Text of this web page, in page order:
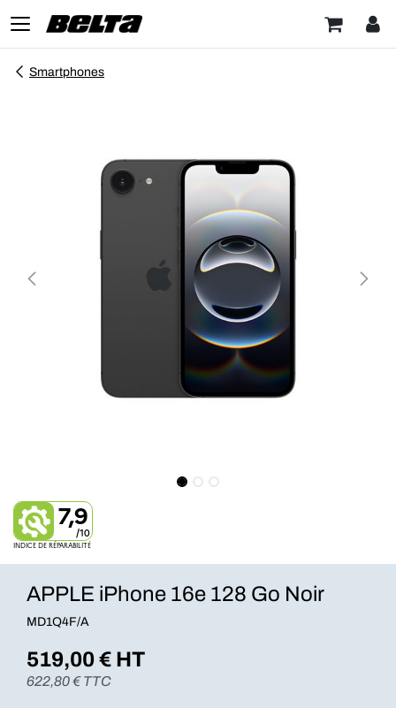
Smartphones
7,9
/10
INDICE DE RÉPARABILITÉ
APPLE iPhone 16e 128 Go Noir
MD1Q4F/A
519,00€ HT
622,80€ TTC